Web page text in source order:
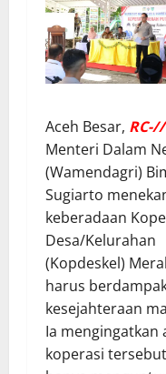
Aceh Besar, RC-//
Menteri Dalam
(Wamendagri)
Sugiarto
keberadaan
Desa/Kelurahan
(Kopdeskel)
harus
kesejahteraan
Ia mengingatkan
koperasi